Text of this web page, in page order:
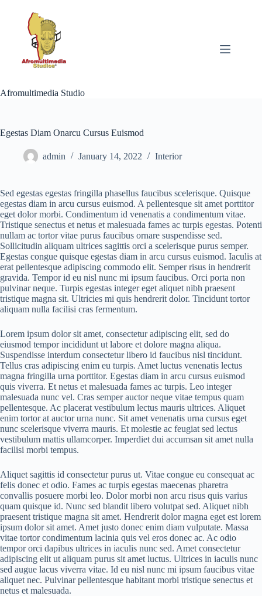
Afromultimedia Studio
Egestas Diam Onarcu Cursus Euismod
admin January 14, 2022 Interior
Sed egestas egestas fringilla phasellus faucibus scelerisque. Quisque
egestas diam in arcu cursus euismod. A pellentesque sit amet porttitor
eget dolor morbi. Condimentum id venenatis a condimentum vitae.
Tristique senectus et netus et malesuada fames ac turpis egestas. Potenti
nullam ac tortor vitae purus faucibus ornare suspendisse sed.
Sollicitudin aliquam ultrices sagittis orci a scelerisque purus semper.
Egestas congue quisque egestas diam in arcu cursus euismod. Iaculis at
erat pellentesque adipiscing commodo elit. Semper risus in hendrerit
gravida. Tempor id eu nisl nunc mi ipsum faucibus. Orci porta non
pulvinar neque. Turpis egestas integer eget aliquet nibh praesent
tristique magna sit. Ultricies mi quis hendrerit dolor. Tincidunt tortor
aliquam nulla facilisi cras fermentum.
Lorem ipsum dolor sit amet, consectetur adipiscing elit, sed do
eiusmod tempor incididunt ut labore et dolore magna aliqua.
Suspendisse interdum consectetur libero id faucibus nisl tincidunt.
Tellus cras adipiscing enim eu turpis. Amet luctus venenatis lectus
magna fringilla urna porttitor. Egestas diam in arcu cursus euismod
quis viverra. Et netus et malesuada fames ac turpis. Leo integer
malesuada nunc vel. Cras semper auctor neque vitae tempus quam
pellentesque. Ac placerat vestibulum lectus mauris ultrices. Aliquet
enim tortor at auctor urna nunc. Sit amet venenatis urna cursus eget
nunc scelerisque viverra mauris. Et molestie ac feugiat sed lectus
vestibulum mattis ullamcorper. Imperdiet dui accumsan sit amet nulla
facilisi morbi tempus.
Aliquet sagittis id consectetur purus ut. Vitae congue eu consequat ac
felis donec et odio. Fames ac turpis egestas maecenas pharetra
convallis posuere morbi leo. Dolor morbi non arcu risus quis varius
quam quisque id. Nunc sed blandit libero volutpat sed. Aliquet nibh
praesent tristique magna sit amet. Hendrerit dolor magna eget est lorem
ipsum dolor sit amet. Amet justo donec enim diam vulputate. Massa
vitae tortor condimentum lacinia quis vel eros donec ac. Ac odio
tempor orci dapibus ultrices in iaculis nunc sed. Amet consectetur
adipiscing elit ut aliquam purus sit amet luctus. Ultrices in iaculis nunc
sed augue lacus viverra vitae. Id eu nisl nunc mi ipsum faucibus vitae
aliquet nec. Pulvinar pellentesque habitant morbi tristique senectus et
netus et malesuada.